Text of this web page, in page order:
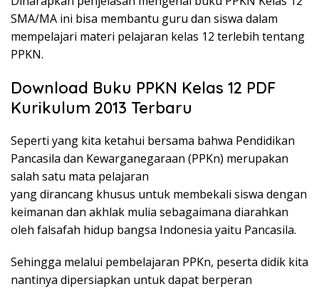
SMA/MA ini bisa membantu guru dan siswa dalam
mempelajari materi pelajaran kelas 12 terlebih tentang
PPKN.
Download Buku PPKN Kelas 12 PDF
Kurikulum 2013 Terbaru
Seperti yang kita ketahui bersama bahwa Pendidikan
Pancasila dan Kewarganegaraan (PPKn) merupakan
salah satu mata pelajaran
yang dirancang khusus untuk membekali siswa dengan
keimanan dan akhlak mulia sebagaimana diarahkan
oleh falsafah hidup bangsa Indonesia yaitu Pancasila.
Sehingga melalui pembelajaran PPKn, peserta didik kita
nantinya dipersiapkan untuk dapat berperan